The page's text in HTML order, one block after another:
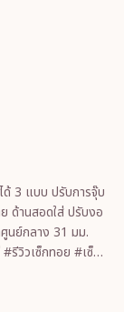
นย์กลาง 31 มม.